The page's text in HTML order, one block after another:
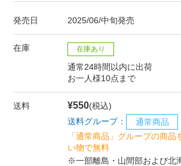
発売日 2025/06/中旬発売
在庫 在庫あり
通常24時間以内に出荷
お一人様10点まで
送料 ¥550(税込)
送料グループ：
通常商品
「通常商品」グループの商
い物で無料
※一部離島・山間部および北